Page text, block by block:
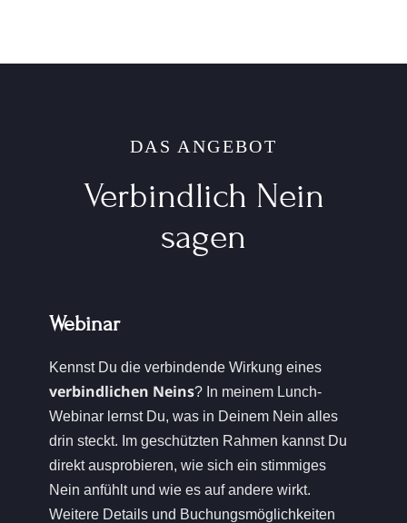
DAS ANGEBOT
Verbindlich Nein
sagen
Webinar
Kennst Du die verbindende Wirkung eines
verbindlichen Neins? In meinem Lunch-
Webinar lernst Du, was in Deinem Nein alles
drin steckt. Im geschützten Rahmen kannst Du
direkt ausprobieren, wie sich ein stimmiges
Nein anfühlt und wie es auf andere wirkt.
Weitere Details und Buchungsmöglichkeiten